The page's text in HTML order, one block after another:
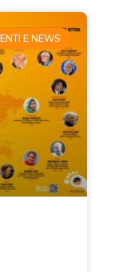
E NEWS